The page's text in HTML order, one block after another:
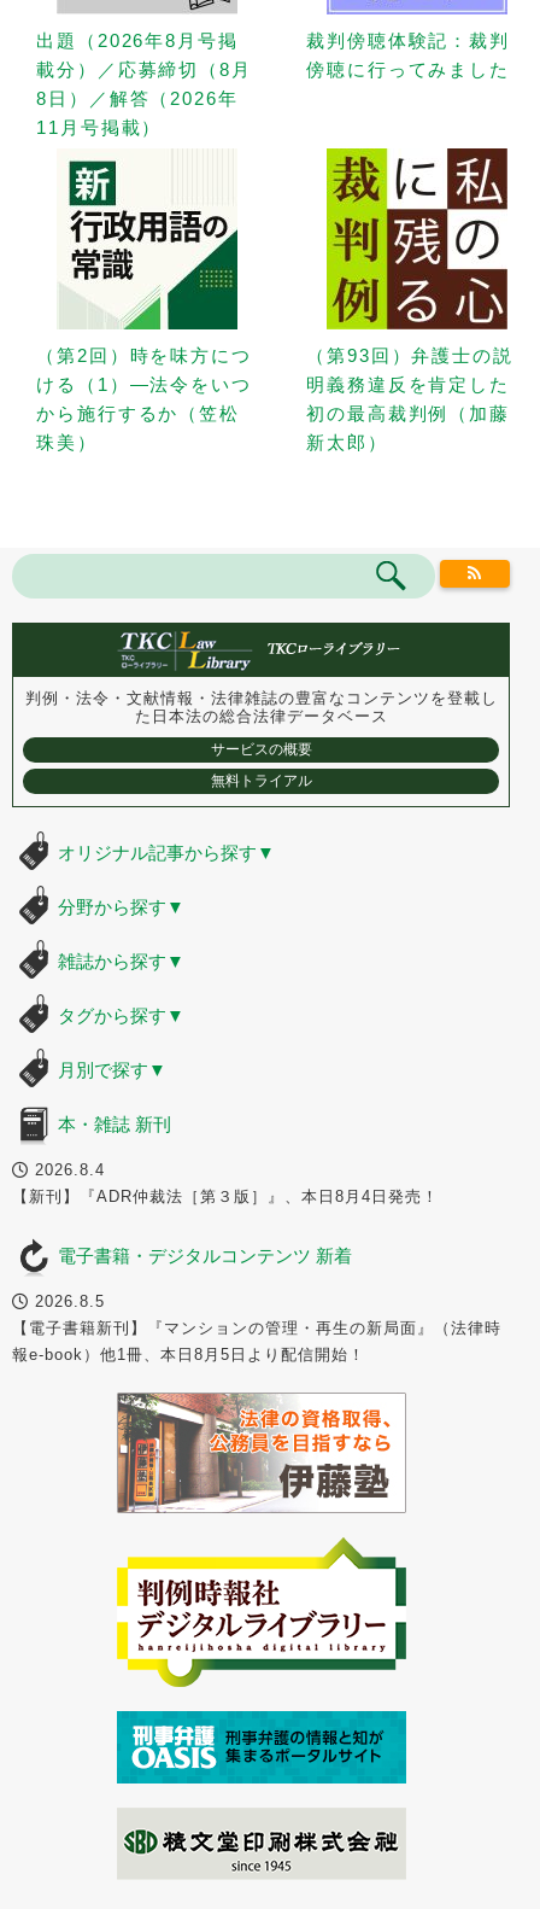
出題（2026年8月号掲
載分）／応募締切（8月
8日）／解答（2026年
11月号掲載）
裁判傍聴体験記：裁判
傍聴に行ってみました
（第2回）時を味方につ
ける（1）—法令をいつ
から施行するか（笠松
珠美）
（第93回）弁護士の説
明義務違反を肯定した
初の最高裁判例（加藤
新太郎）
判例・法令・文献情報・法律雑誌の豊富なコンテンツを登載し
た 日本法の総合法律データベース
サービスの概要
無料トライアル
オリジナル記事から探す ▼
分野から探す ▼
雑誌から探す ▼
タグから探す ▼
月別で探す ▼
本・雑誌 新刊
2026.8.4
【新刊】『ADR仲裁法［第３版］』、本日8月4日発売！
電子書籍・デジタルコンテンツ 新着
2026.8.5
【電子書籍新刊】『マンションの管理・再生の新局面』（法律時
報e-book）他1冊、本日8月5日より配信開始！